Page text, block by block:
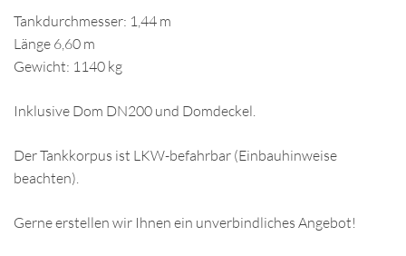
Tankdurchmesser: 1,44 m
Länge 6,60 m
Gewicht: 1140 kg
Inklusive Dom DN200 und Domdeckel.
Der Tankkorpus ist LKW-befahrbar (Einbauhinweise
beachten).
Gerne erstellen wir Ihnen ein unverbindliches Angebot!